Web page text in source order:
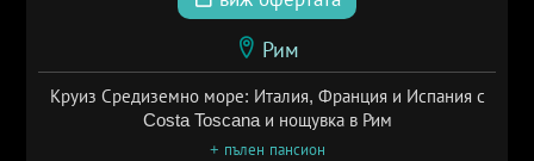
Рим
Круиз Средиземно море: Италия, Франция и Испания с
Costa Toscana и нощувка в Рим
+ пълен пансион